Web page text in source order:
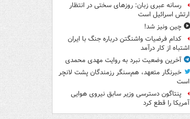
رسانه عبری زبان: روزهای سختی در انتظار
ارتش اسرائیل است
چین ونیز شد!
کدام فرضیات واشنگتن درباره جنگ با ایران
اشتباه از کار درآمد
آخرین وضعیت نبرد به روایت مهدی محمدی
خبرنگار متعهد، هم‌سنگر رزمندگان پشت لانچر
است
پنتاگون دسترسی وزیر سابق نیروی هوایی
آمریکا را قطع کرد